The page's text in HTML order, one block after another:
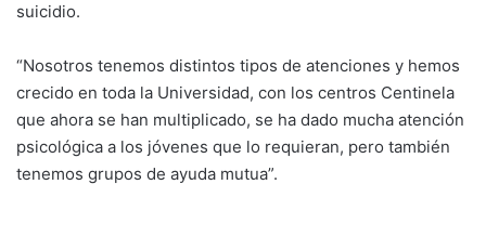
suicidio.
“Nosotros tenemos distintos tipos de atenciones y hemos
crecido en toda la Universidad, con los centros Centinela
que ahora se han multiplicado, se ha dado mucha atención
psicológica a los jóvenes que lo requieran, pero también
tenemos grupos de ayuda mutua”.